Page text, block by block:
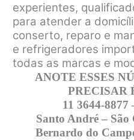
experientes,
para atender a
conserto, reparo e
e refrigeradores
todas as marcas e
ANOTE ESSES
PRECISAR
11 3644-8877
Santo André – São
Bernardo do